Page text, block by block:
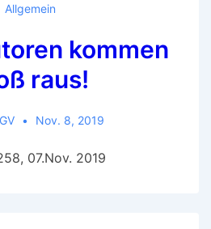
Allgemein
kommen
raus!
Nov. 8, 2019
07.Nov. 2019